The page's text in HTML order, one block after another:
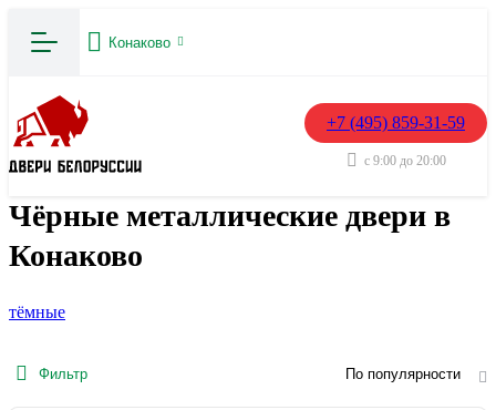
Конаково
+7 (495) 859-31-59
с 9:00 до 20:00
Чёрные металлические двери в
Конаково
тёмные
Фильтр По популярности